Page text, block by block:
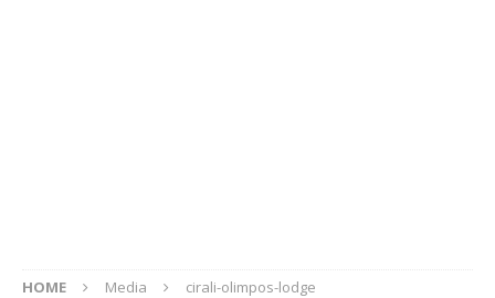
HOME Media cirali-olimpos-lodge